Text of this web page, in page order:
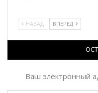
НАЗАД ВПЕРЕД
Ваш электронный